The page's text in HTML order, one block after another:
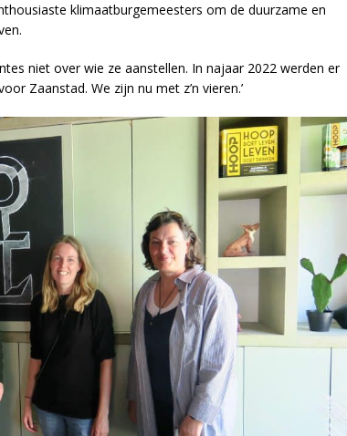
klimaatburgemeesters om de duurzame en
niet over wie ze aanstellen. In najaar 2022 werden er
Zaanstad. We zijn nu met z’n vieren.’